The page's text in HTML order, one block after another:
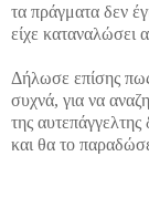
τα πράγματα δεν
είχε καταναλώσει
Δήλωσε επίσης πως
συχνά, για να
της
και θα το